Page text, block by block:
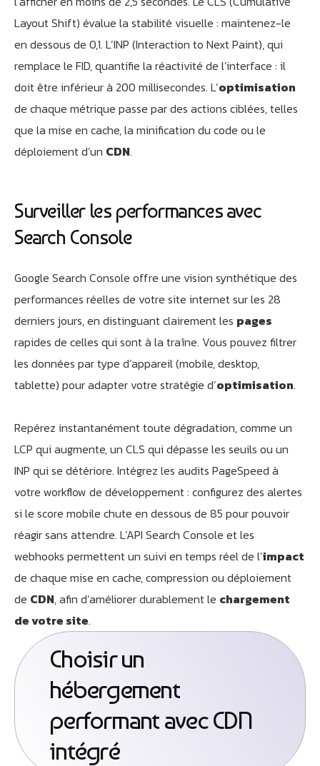
Layout Shift) évalue la stabilité visuelle : maintenez-le
en dessous de 0,1. L’INP (Interaction to Next Paint), qui
remplace le FID, quantifie la réactivité de l’interface : il
doit être inférieur à 200 millisecondes. L’optimisation
de chaque métrique passe par des actions ciblées, telles
que la mise en cache, la minification du code ou le
déploiement d’un CDN.
Surveiller les performances avec
Search Console
Google Search Console offre une vision synthétique des
performances réelles de votre site internet sur les 28
derniers jours, en distinguant clairement les pages
rapides de celles qui sont à la traîne. Vous pouvez filtrer
les données par type d’appareil (mobile, desktop,
tablette) pour adapter votre stratégie d’optimisation.
Repérez instantanément toute dégradation, comme un
LCP qui augmente, un CLS qui dépasse les seuils ou un
INP qui se détériore. Intégrez les audits PageSpeed à
votre workflow de développement : configurez des alertes
si le score mobile chute en dessous de 85 pour pouvoir
réagir sans attendre. L’API Search Console et les
webhooks permettent un suivi en temps réel de l’impact
de chaque mise en cache, compression ou déploiement
de CDN, afin d’améliorer durablement le chargement
de votre site.
Choisir un
hébergement
performant avec CDN
intégré